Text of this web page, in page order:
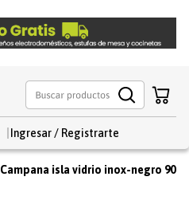
Campana isla vidrio inox-negro 90